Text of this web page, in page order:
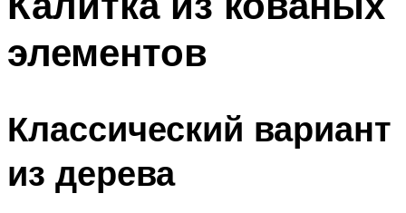
элементов
Классический вариант
из дерева